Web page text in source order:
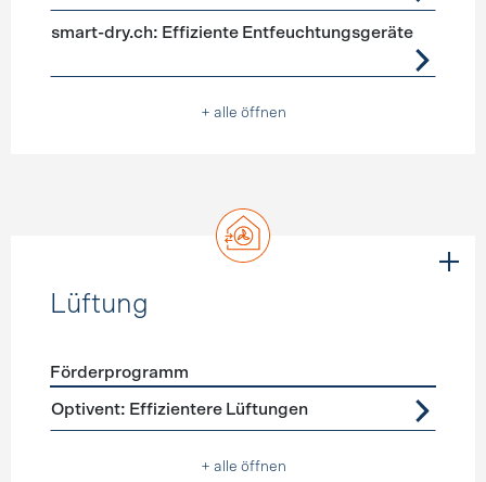
smart-dry.ch: Effiziente Entfeuchtungsgeräte
+ alle öffnen
Lüftung
Förderprogramme Lüftung
Förderprogramm
Optivent: Effizientere Lüftungen
+ alle öffnen